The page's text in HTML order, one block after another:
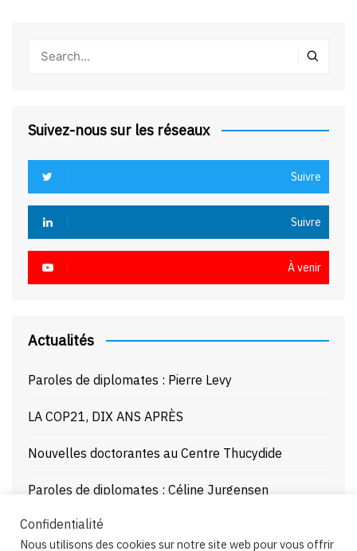
Suivez-nous sur les réseaux
Suivre
Suivre
À venir
Actualités
Paroles de diplomates : Pierre Levy
LA COP21, DIX ANS APRÈS
Nouvelles doctorantes au Centre Thucydide
Paroles de diplomates : Céline Jurgensen
Journée d’étude : La Mer Noire enjeux stratégiques
et juridiques – 21/10/25
Confidentialité
Nous utilisons des cookies sur notre site web pour vous offrir